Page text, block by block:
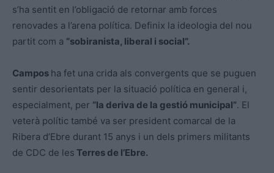
s’ha sentit en l’obligació de retornar amb forces
renovades a l’arena política. Definix la ideologia del nou
partit com a “sobiranista, liberal i social”.
Campos ha fet una crida als convergents que se puguen
sentir desorientats per la situació política en general i,
especialment, per “la deriva de la gestió municipal”. El
veterà polític també va ser president comarcal de la
Ribera d’Ebre durant 15 anys i un dels primers militants
de CDC de les Terres de l’Ebre.